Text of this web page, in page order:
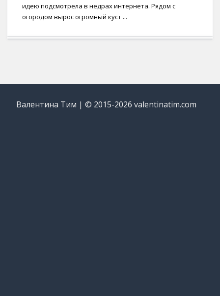
идею подсмотрела в недрах интернета. Рядом с
огородом вырос огромный куст ...
Валентина Тим | © 2015-2026 valentinatim.com